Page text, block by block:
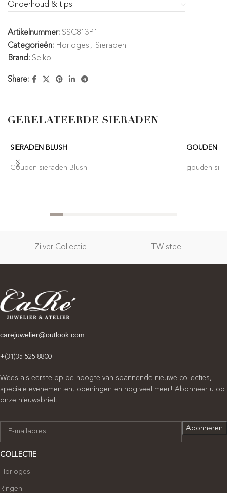
Onderhoud & tips
Artikelnummer: SSC813P1
Categorieën: Horloges , Sieraden
Brand: Seiko
Share:
GERELATEERDE SIERADEN
SIERADEN BLUSH
Gouden sieraden Blush
GOUDEN
gouden
Zilver Collectie TW steel
carejuwelier@outlook.com
+(31)35 525 8800
Wees als eerste op de hoogte van spannende nieuwe collecties,
speciale evenementen, openingen en nog veel meer! Abonneer u op
onze nieuwsbrief:
COLLECTIE
Horloges
Ringen